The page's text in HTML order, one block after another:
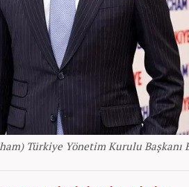
Türkiye Yönetim Kurulu Başkanı